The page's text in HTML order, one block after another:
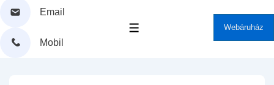
Email
Mobil
MENÜ Webáruház